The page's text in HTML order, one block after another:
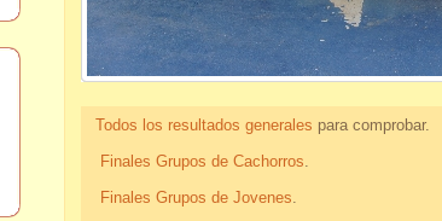
Todos los resultados generales para comprobar.
Finales Grupos de Cachorros.
Finales Grupos de Jovenes.